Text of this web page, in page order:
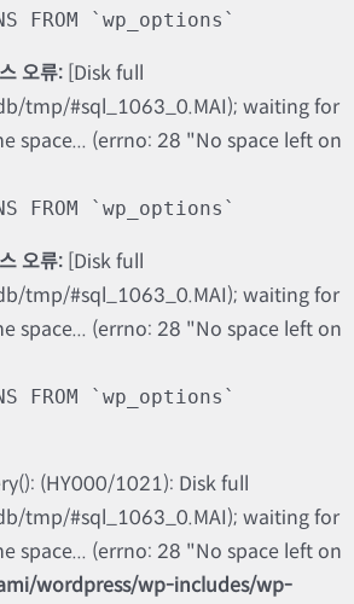
FROM `wp_options`
오류: [Disk full
tmp/#sql_1063_0.MAI); waiting for
space... (errno: 28 "No space left on
FROM `wp_options`
오류: [Disk full
tmp/#sql_1063_0.MAI); waiting for
space... (errno: 28 "No space left on
FROM `wp_options`
(HY000/1021): Disk full
tmp/#sql_1063_0.MAI); waiting for
space... (errno: 28 "No space left on
wordpress/wp-includes/wp-